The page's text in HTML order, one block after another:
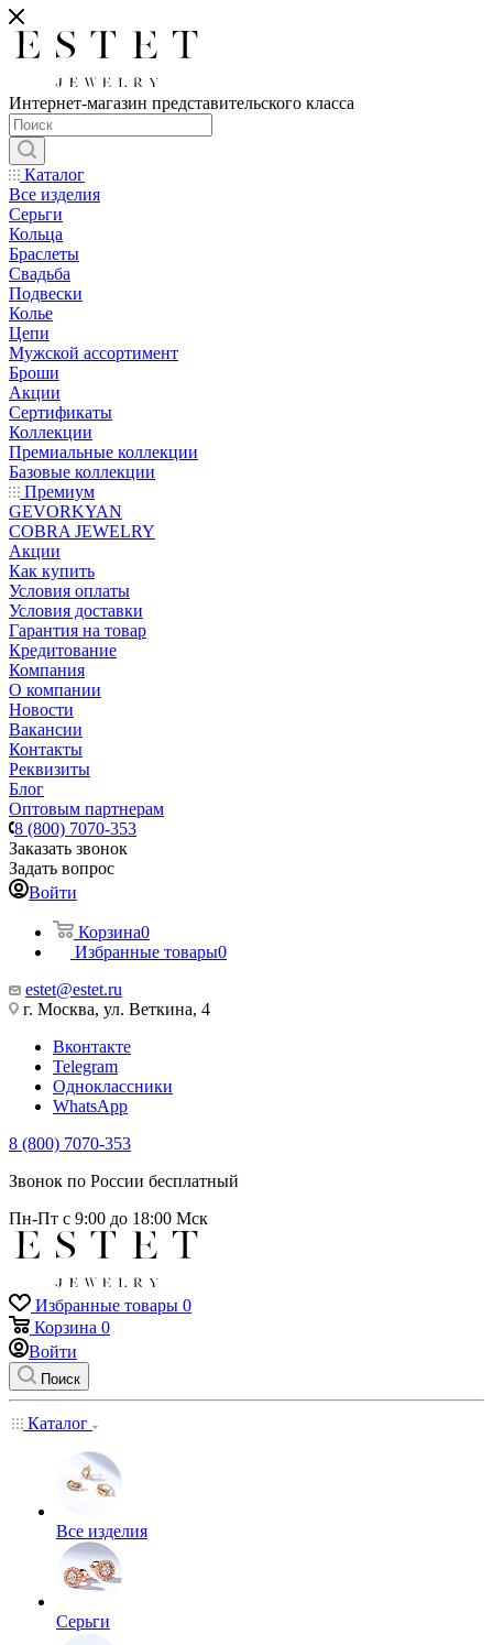
Интернет-магазин представительского класса
Каталог
Все изделия
Серьги
Кольца
Браслеты
Свадьба
Подвески
Колье
Цепи
Мужской ассортимент
Броши
Акции
Сертификаты
Коллекции
Премиальные коллекции
Базовые коллекции
Премиум
GEVORKYAN
COBRA JEWELRY
Акции
Как купить
Условия оплаты
Условия доставки
Гарантия на товар
Кредитование
Компания
О компании
Новости
Вакансии
Контакты
Реквизиты
Блог
Оптовым партнерам
8 (800) 7070-353
Заказать звонок
Задать вопрос
Войти
Корзина0
Избранные товары0
estet@estet.ru
г. Москва, ул. Веткина, 4
Вконтакте
Telegram
Одноклассники
WhatsApp
8 (800) 7070-353
Звонок по России бесплатный
Пн-Пт с 9:00 до 18:00 Мск
Избранные товары 0
Корзина 0
Войти
Поиск
Каталог
Все изделия
Серьги